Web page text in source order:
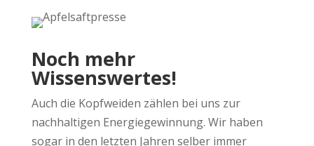
Noch mehr
Wissenswertes!
Auch die Kopfweiden zählen bei uns zur
nachhaltigen Energiegewinnung. Wir haben
sogar in den letzten Jahren selber immer